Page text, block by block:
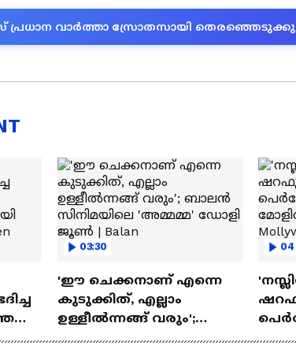
പ്രധാന വാർത്താ സ്രോതസായി
03:30
'ഈ ചെക്കനാണ് എന്നെ
കുടുക്കിത്, എല്ലാം
ഉള്ളീൽന്നങ്ങ് വരും';
ബാലൻ സിനിമയിലെ